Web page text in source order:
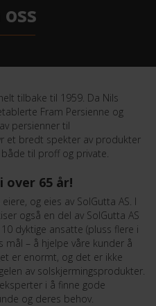
tilbake til 1959. Da Nils
Fram Persienne og
persienner til
et bredt spekter av produkter
til proff og private.
over 65 år!
og eies av SolGutta AS. I
også en del av SolGutta AS
dyktige ansatte (pluss flere i
mål – å hjelpe våre kunder å
er enormt, og det er ikke
av solskjermingsprodukter.
i å finne gode
og deres behov.